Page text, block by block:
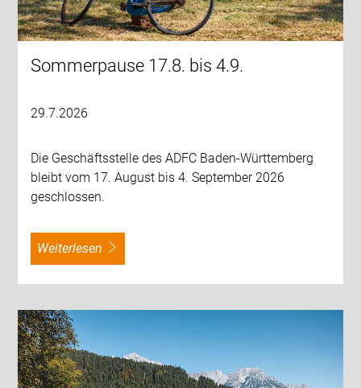
Sommerpause 17.8. bis 4.9.
29.7.2026
Die Geschäftsstelle des ADFC Baden-Württemberg
bleibt vom 17. August bis 4. September 2026
geschlossen.
weiterlesen